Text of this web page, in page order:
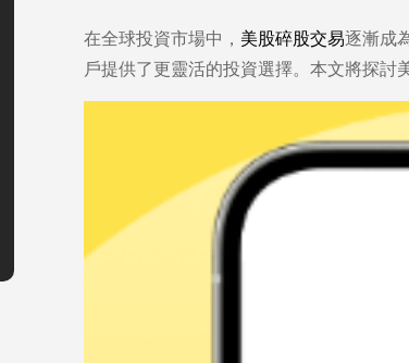
在全球投資市場中， 美股碎股交易逐漸成
戶提供了更靈活的投資選擇。本文將探討